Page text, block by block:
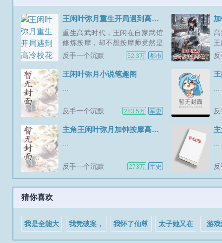
王闲叶弥月重生开局遇到高冷校花武馆按摩
重生高武时代，王闲在自家武馆
修炼按摩，却不想按摩师竟然是
学校校花，还未觉醒顶级武道天
第，第一次…校花手提润滑膏，
叶弥月虽然还未觉醒武道天赋，
反手一个沉默 52.3万 都市
醒
王闲叶弥月小说笔趣阁
反手一个沉默 283.5万 军史
主角王闲叶弥月加钟按摩高冷校花崩不住了
反手一个沉默 273万 军史
猜你喜欢
我是全能大
明星
我凭破案，
拿下禁欲大
我怀了仙尊
的小龙崽[穿
太子她又在
骗人打工
游戏
NPC